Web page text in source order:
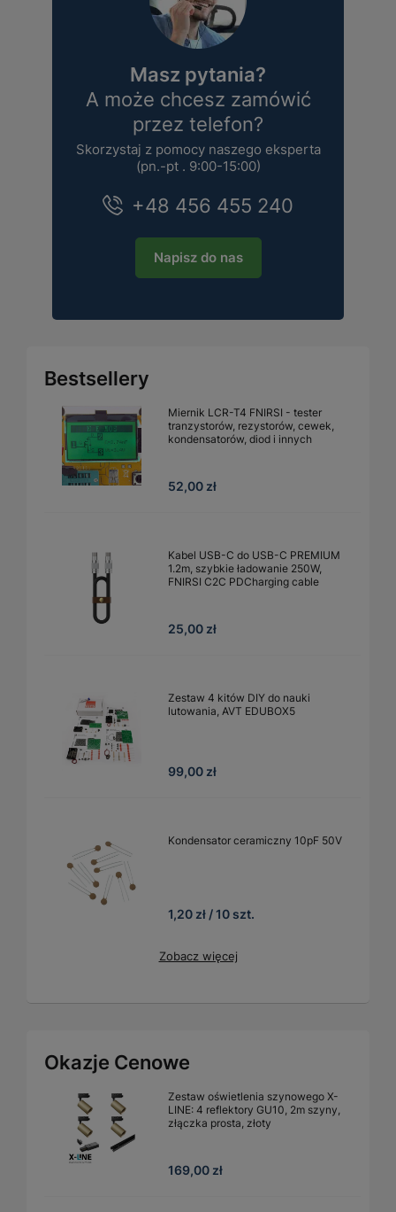
Masz pytania?
A może chcesz zamówić
przez telefon?
Skorzystaj z pomocy naszego eksperta
(pn.-pt . 9:00-15:00)
+48 456 455 240
Napisz do nas
Bestsellery
Miernik LCR-T4 FNIRSI - tester
tranzystorów, rezystorów, cewek,
kondensatorów, diod i innych
52,00 zł
Kabel USB-C do USB-C PREMIUM
1.2m, szybkie ładowanie 250W,
FNIRSI C2C PDCharging cable
25,00 zł
Zestaw 4 kitów DIY do nauki
lutowania, AVT EDUBOX5
99,00 zł
Kondensator ceramiczny 10pF 50V
1,20 zł / 10 szt.
Zobacz więcej
Okazje Cenowe
Zestaw oświetlenia szynowego X-
LINE: 4 reflektory GU10, 2m szyny,
złączka prosta, złoty
169,00 zł